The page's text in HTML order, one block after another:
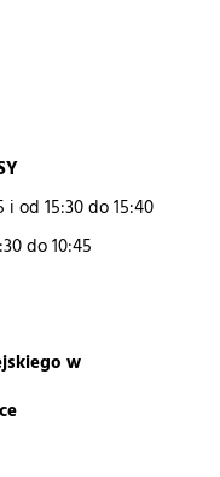
od 15:30 do 15:40
do 10:45
w